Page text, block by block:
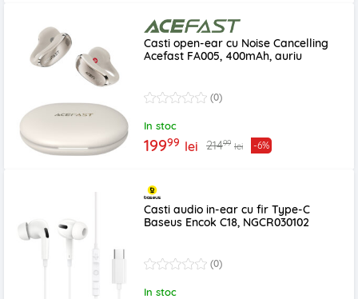
Casti open-ear cu Noise Cancelling
Acefast FA005, 400mAh, auriu
(0)
In stoc
19999 lei 21499 lei -6%
Casti audio in-ear cu fir Type-C
Baseus Encok C18, NGCR030102
(0)
In stoc